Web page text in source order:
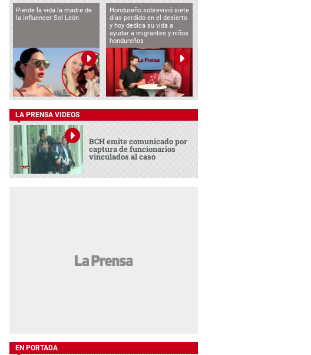
Pierde la vida la madre de
la influencer Sol León
Hondureño sobrevivió siete
días perdido en el desierto
y hoy dedica su vida a
ayudar a migrantes y niños
hondureños
LA PRENSA VIDEOS
BCH emite comunicado por
captura de funcionarios
vinculados al caso
EN PORTADA